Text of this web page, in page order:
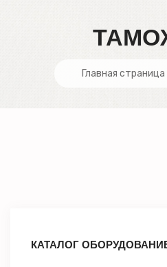
Главная страница
КАТАЛОГ